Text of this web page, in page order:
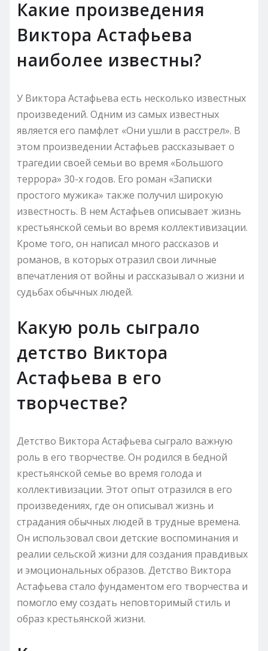
Какие произведения
Виктора Астафьева
наиболее известны?
У Виктора Астафьева есть несколько известных
произведений. Одним из самых известных
является его памфлет «Они ушли в расстрел». В
этом произведении Астафьев рассказывает о
трагедии своей семьи во время «Большого
террора» 30-х годов. Его роман «Записки
простого мужика» также получил широкую
известность. В нем Астафьев описывает жизнь
крестьянской семьи во время коллективизации.
Кроме того, он написал много рассказов и
романов, в которых отразил свои личные
впечатления от войны и рассказывал о жизни и
судьбах обычных людей.
Какую роль сыграло
детство Виктора
Астафьева в его
творчестве?
Детство Виктора Астафьева сыграло важную
роль в его творчестве. Он родился в бедной
крестьянской семье во время голода и
коллективизации. Этот опыт отразился в его
произведениях, где он описывал жизнь и
страдания обычных людей в трудные времена.
Он использовал свои детские воспоминания и
реалии сельской жизни для создания правдивых
и эмоциональных образов. Детство Виктора
Астафьева стало фундаментом его творчества и
помогло ему создать неповторимый стиль и
образ крестьянской жизни.